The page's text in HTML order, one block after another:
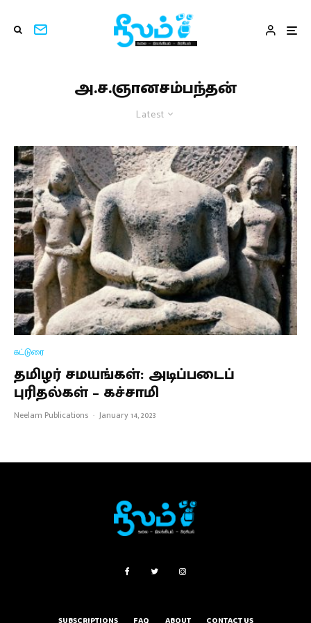
அ.ச.ஞானசம்பந்தன்
Latest
கட்டுரை
தமிழர் சமயங்கள்: அடிப்படைப்
புரிதல்கள் – கச்சாமி
Neelam Publications · January 14, 2023